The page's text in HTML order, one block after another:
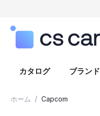
カタログ ブランド
ホーム / Capcom